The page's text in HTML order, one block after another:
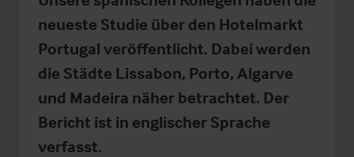
neueste Studie über den Hotelmarkt
Portugal veröffentlicht. Dabei werden
die Städte Lissabon, Porto, Algarve
und Madeira näher betrachtet. Der
Bericht ist in englischer Sprache
verfasst.